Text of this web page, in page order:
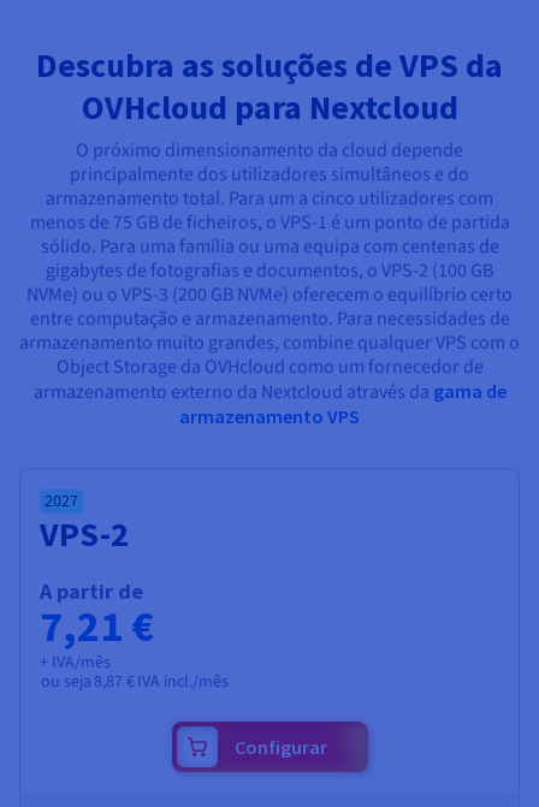
Disponibilidade por regiões
Documentação
Roadmap & Changelog
Roadmap & Changelog
Descubra as soluções de VPS da
OVHcloud para Nextcloud
O próximo dimensionamento da cloud depende
principalmente dos utilizadores simultâneos e do
armazenamento total. Para um a cinco utilizadores com
menos de 75 GB de ficheiros, o VPS-1 é um ponto de partida
sólido. Para uma família ou uma equipa com centenas de
gigabytes de fotografias e documentos, o VPS-2 (100 GB
NVMe) ou o VPS-3 (200 GB NVMe) oferecem o equilíbrio certo
entre computação e armazenamento. Para necessidades de
armazenamento muito grandes, combine qualquer VPS com o
Object Storage da OVHcloud como um fornecedor de
armazenamento externo da Nextcloud através da gama de
armazenamento VPS
2027
VPS-2
A partir de
7,21 €
+ IVA/mês
ou seja 8,87 € IVA incl./mês
Configurar